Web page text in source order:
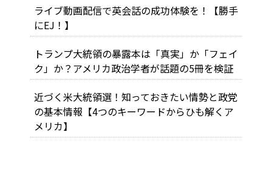
ライブ動画配信で英会話の成功体験を！【勝手
にEJ！】
トランプ大統領の暴露本は「真実」か「フェイ
ク」か？アメリカ政治学者が話題の5冊を検証
近づく米大統領選！知っておきたい情勢と政党
の基本情報【4つのキーワードからひも解くア
メリカ】